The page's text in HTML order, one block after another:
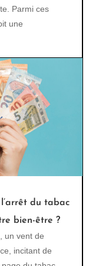
Parmi ces
une
du tabac
bien-être ?
un vent de
incitant de